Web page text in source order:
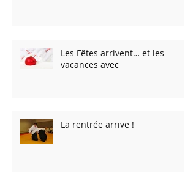
Les Fêtes arrivent… et les
vacances avec
La rentrée arrive !